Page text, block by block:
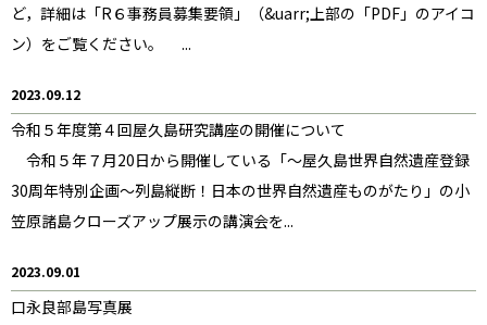
ど，詳細は「R６事務員募集要領」（&uarr;上部の「PDF」のアイコ
ン）をご覧ください。 ...
2023.09.12
令和５年度第４回屋久島研究講座の開催について
令和５年７月20日から開催している「～屋久島世界自然遺産登録
30周年特別企画～列島縦断！日本の世界自然遺産ものがたり」の小
笠原諸島クローズアップ展示の講演会を...
2023.09.01
口永良部島写真展